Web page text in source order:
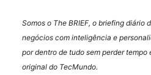
Somos o The BRIEF, o briefing diário
negócios com inteligência e
por dentro de tudo sem perder tempo
original do TecMundo.